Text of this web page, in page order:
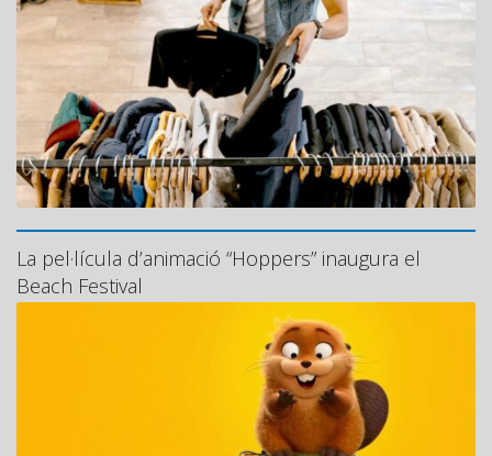
La pel·lícula d’animació “Hoppers” inaugura el
Beach Festival